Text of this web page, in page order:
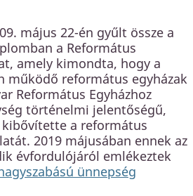
május 22-én gyűlt össze a
a Református
amely kimondta, hogy a
működő református egyházak
Református Egyházhoz
történelmi jelentőségű,
a református
2019 májusában ennek az
évfordulójáról emlékeztek
ünnepség